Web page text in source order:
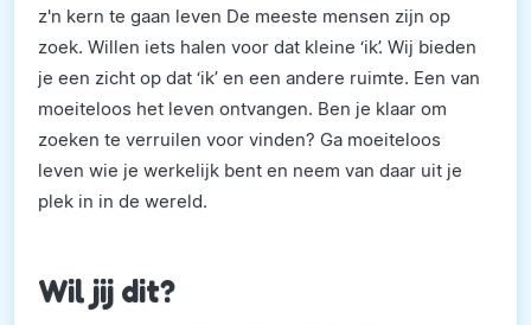
z'n kern te gaan leven De meeste mensen zijn op
zoek. Willen iets halen voor dat kleine ‘ik’. Wij bieden
je een zicht op dat ‘ik’ en een andere ruimte. Een van
moeiteloos het leven ontvangen. Ben je klaar om
zoeken te verruilen voor vinden? Ga moeiteloos
leven wie je werkelijk bent en neem van daar uit je
plek in in de wereld.
Wil jij dit?